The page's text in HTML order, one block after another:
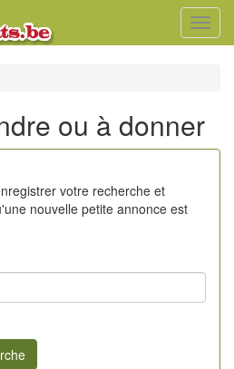
ou à donner
votre recherche et
nouvelle petite annonce est